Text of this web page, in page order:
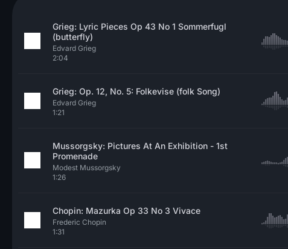
Grieg: Lyric Pieces Op 43 No 1 Sommerfugl
(butterfly)
Edvard Grieg
2:04
Grieg: Op. 12, No. 5: Folkevise (folk Song)
Edvard Grieg
1:21
Mussorgsky: Pictures At An Exhibition - 1st
Promenade
Modest Mussorgsky
1:26
Chopin: Mazurka Op 33 No 3 Vivace
Frederic Chopin
1:31